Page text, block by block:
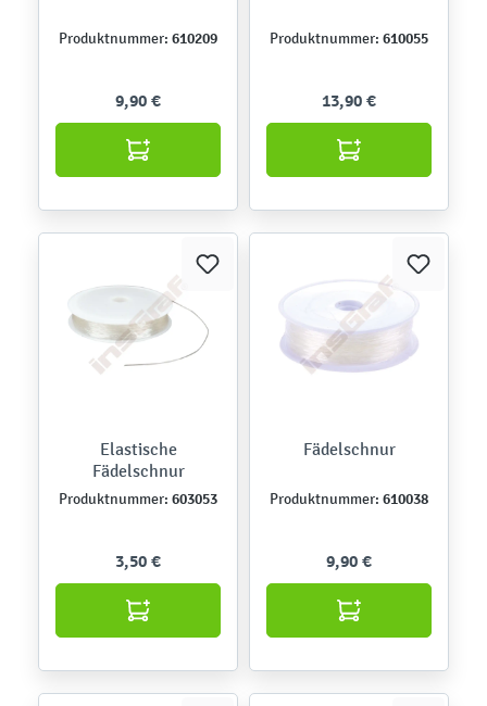
Produktnummer: 610209
9,90 €
Produktnummer: 610055
13,90 €
Elastische
Fädelschnur
Produktnummer: 603053
3,50 €
Fädelschnur
Produktnummer: 610038
9,90 €